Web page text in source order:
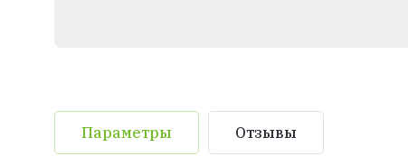
Параметры Отзывы